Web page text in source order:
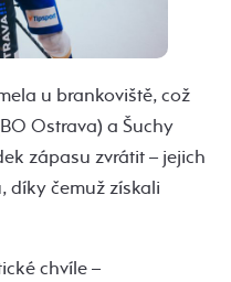
u brankoviště, což
Ostrava) a Šuchy
zápasu zvrátit – jejich
díky čemuž získali
chvíle –